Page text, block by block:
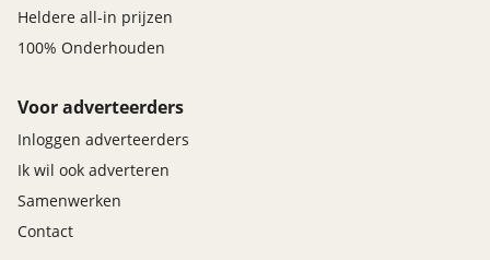
Heldere all-in prijzen
100% Onderhouden
Voor adverteerders
Inloggen adverteerders
Ik wil ook adverteren
Samenwerken
Contact